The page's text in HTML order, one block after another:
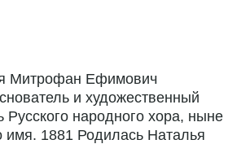
Митрофан Ефимович
и художественный
Русского народного хора, ныне
имя. 1881 Родилась Наталья